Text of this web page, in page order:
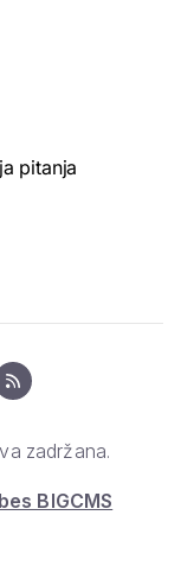
pitanja
zadržana.
BIGCMS